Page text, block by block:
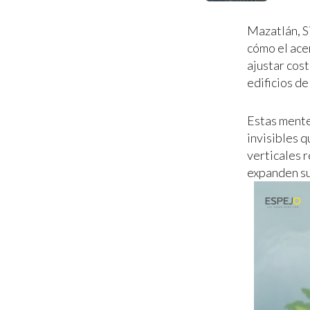
Mazatlán,
cómo el
ajustar
edificios
Estas
invisibles
verticales
expanden